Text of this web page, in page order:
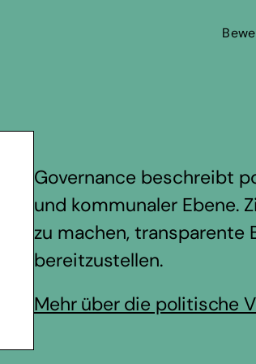
Governance beschreibt
und kommunaler Ebene.
zu machen, transparente
bereitzustellen.
Mehr über die politische